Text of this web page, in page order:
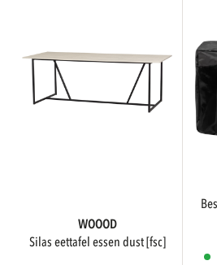
WOOOD
silas eettafel essen dust [fsc]
beschermhoes tuin fauteuil